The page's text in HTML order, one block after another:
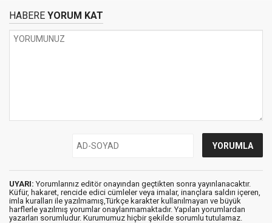
HABERE YORUM KAT
UYARI: Yorumlarınız editör onayından geçtikten sonra yayınlanacaktır.
Küfür, hakaret, rencide edici cümleler veya imalar, inançlara saldırı içeren,
imla kuralları ile yazılmamış,Türkçe karakter kullanılmayan ve büyük
harflerle yazılmış yorumlar onaylanmamaktadır. Yapılan yorumlardan
yazarları sorumludur. Kurumumuz hiçbir şekilde sorumlu tutulamaz.